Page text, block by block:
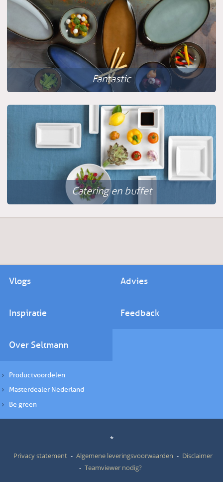
Fantastic
Catering en buffet
Vlogs Advies
Inspiratie Feedback
Over Seltmann
Productvoordelen
Masterdealer Nederland
Be green
*
Privacy statement
Algemene leveringsvoorwaarden
Disclaimer
Teamviewer nodig?